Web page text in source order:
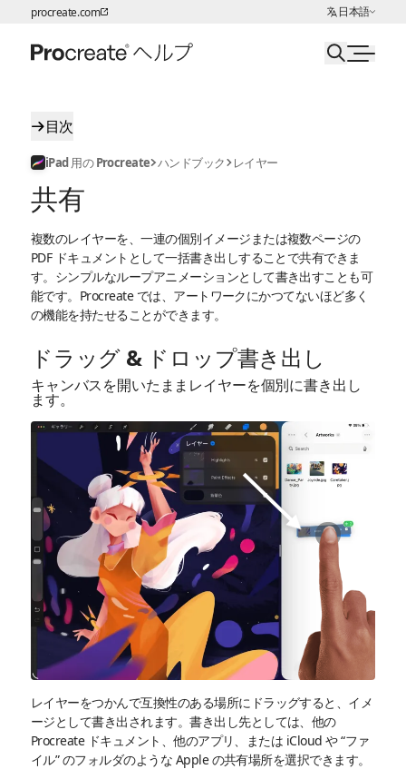
ページコンテンツへスキップ
procreate.com 日本語
言語の選択:
目次
iPad 用の Procreate ハンドブック レイヤー
共有
複数のレイヤーを、一連の個別イメージまたは複数ページの
PDF ドキュメントとして一括書き出しすることで共有できま
す。シンプルなループアニメーションとして書き出すことも可
能です。Procreate では、アートワークにかつてないほど多く
の機能を持たせることができます。
ドラッグ & ドロップ書き出し
キャンバスを開いたままレイヤーを個別に書き出し
ます。
レイヤーをつかんで互換性のある場所にドラッグすると、イメ
ージとして書き出されます。書き出し先としては、他の
Procreate ドキュメント、他のアプリ、または iCloud や “ファ
イル” のフォルダのような Apple の共有場所を選択できます。